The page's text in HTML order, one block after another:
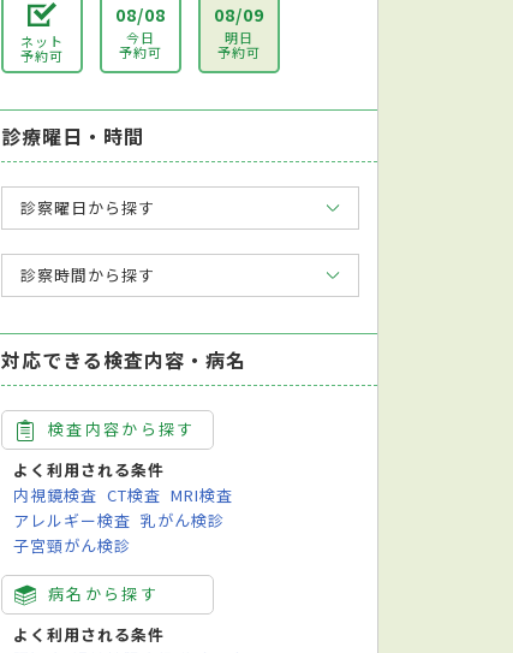
ネット
予約可
08/08
今日
予約可
08/09
明日
予約可
診療曜日・時間
診察曜日から探す
診察時間から探す
対応できる検査内容・病名
検査内容から探す
よく利用される条件
内視鏡検査 CT検査 MRI検査
アレルギー検査 乳がん検診
子宮頸がん検診
病名から探す
よく利用される条件